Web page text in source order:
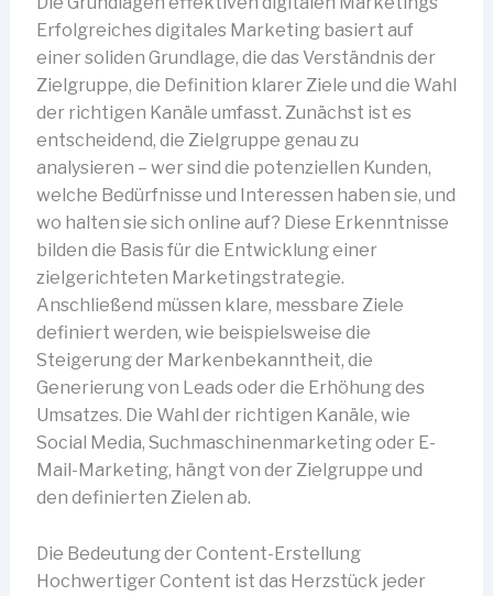
Erfolgreiches digitales Marketing basiert auf
einer soliden Grundlage, die das Verständnis der
Zielgruppe, die Definition klarer Ziele und die Wahl
der richtigen Kanäle umfasst. Zunächst ist es
entscheidend, die Zielgruppe genau zu
analysieren – wer sind die potenziellen Kunden,
welche Bedürfnisse und Interessen haben sie, und
wo halten sie sich online auf? Diese Erkenntnisse
bilden die Basis für die Entwicklung einer
zielgerichteten Marketingstrategie.
Anschließend müssen klare, messbare Ziele
definiert werden, wie beispielsweise die
Steigerung der Markenbekanntheit, die
Generierung von Leads oder die Erhöhung des
Umsatzes. Die Wahl der richtigen Kanäle, wie
Social Media, Suchmaschinenmarketing oder E-
Mail-Marketing, hängt von der Zielgruppe und
den definierten Zielen ab.
Die Bedeutung der Content-Erstellung
Hochwertiger Content ist das Herzstück jeder